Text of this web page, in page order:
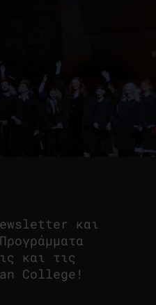
και
και τις
College!